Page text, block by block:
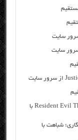
دانلود رایگان فیلم خارجی Resident Evil The Final Chapter 2017 با
شباهت با